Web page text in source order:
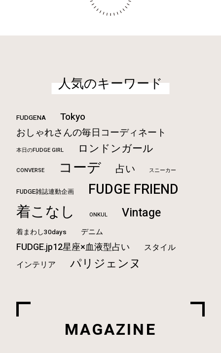
人気のキーワード
FUDGENA
Tokyo
おしゃれさんの毎日コーディネート
本日のFUDGE GIRL ロンドンガール
CONVERSE コーデ 占い スニーカー
FUDGE雑誌連動企画 FUDGE FRIEND
着こなし ONKUL Vintage
着まわし30days デニム
FUDGE.jp12星座×血液型占い
スタイル
インテリア
パリジェンヌ
MAGAZINE